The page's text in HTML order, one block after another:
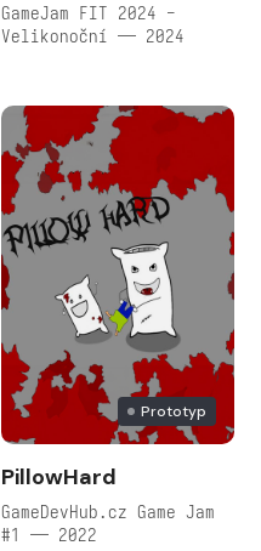
GameJam FIT 2024 -
Velikonoční — 2024
Prototyp
PillowHard
GameDevHub.cz Game Jam
#1 — 2022